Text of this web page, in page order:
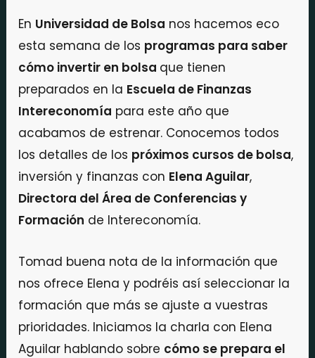
En Universidad de Bolsa nos hacemos eco
esta semana de los programas para saber
cómo invertir en bolsa que tienen
preparados en la Escuela de Finanzas
Intereconomía para este año que
acabamos de estrenar. Conocemos todos
los detalles de los próximos cursos de bolsa,
inversión y finanzas con Elena Aguilar,
Directora del Área de Conferencias y
Formación de Intereconomía.
Tomad buena nota de la información que
nos ofrece Elena y podréis así seleccionar la
formación que más se ajuste a vuestras
prioridades. Iniciamos la charla con Elena
Aguilar hablando sobre cómo se prepara el